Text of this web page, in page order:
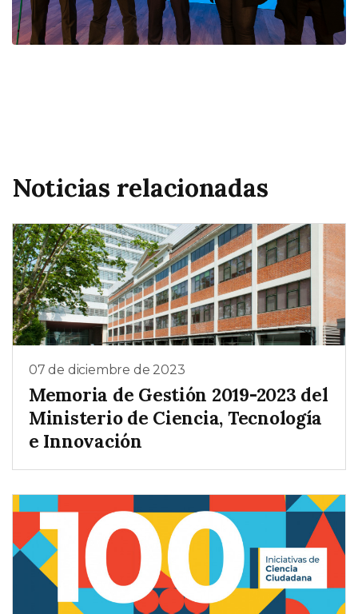
Noticias relacionadas
07 de diciembre de 2023
Memoria de Gestión 2019-2023 del
Ministerio de Ciencia, Tecnología
e Innovación